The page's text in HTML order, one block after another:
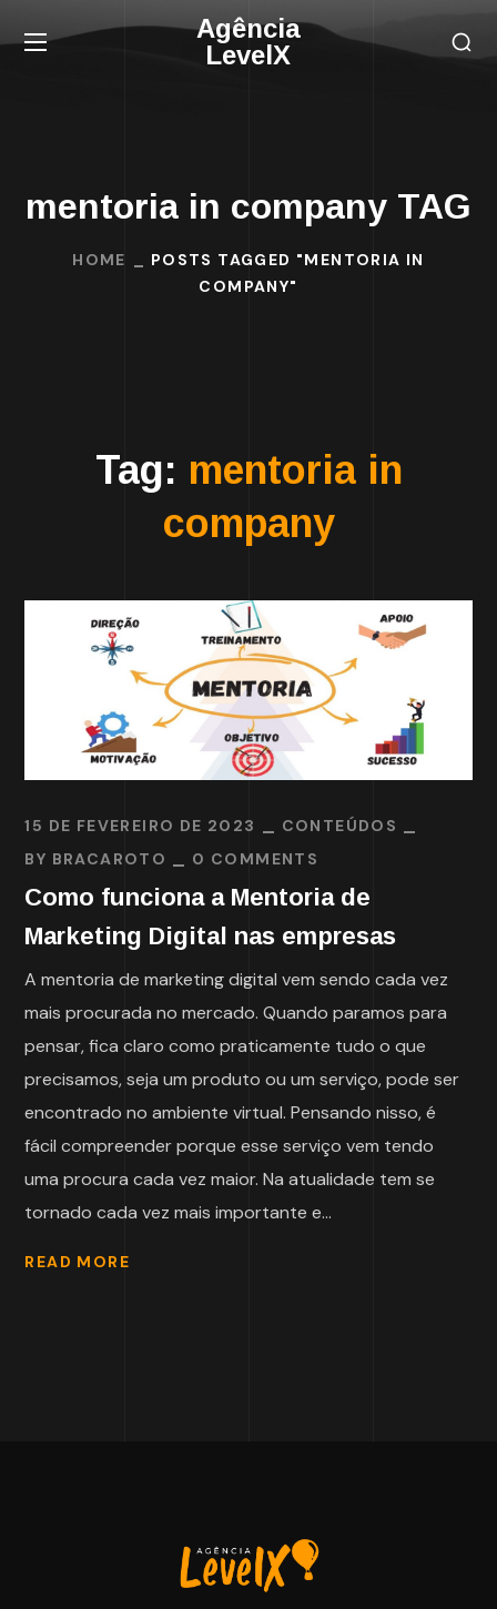
Agência
LevelX
mentoria in company TAG
HOME
POSTS TAGGED "MENTORIA IN
COMPANY"
Tag: mentoria in
company
15 DE FEVEREIRO DE 2023
CONTEÚDOS
BY BRACAROTO 0 COMMENTS
Como funciona a Mentoria de
Marketing Digital nas empresas
A mentoria de marketing digital vem sendo cada vez
mais procurada no mercado. Quando paramos para
pensar, fica claro como praticamente tudo o que
precisamos, seja um produto ou um serviço, pode ser
encontrado no ambiente virtual. Pensando nisso, é
fácil compreender porque esse serviço vem tendo
uma procura cada vez maior. Na atualidade tem se
tornado cada vez mais importante e...
READ MORE